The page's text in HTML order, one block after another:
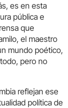
es en esta
pública e
que
el maestro
mundo poético,
pero no
reflejan ese
política de